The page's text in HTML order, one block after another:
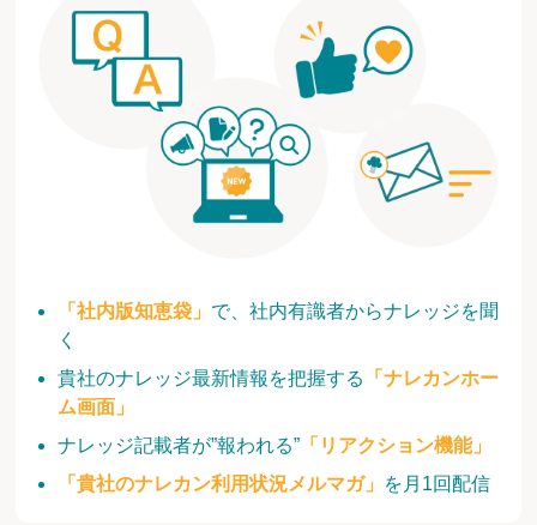
「社内版知恵袋」 で、社内有識者からナレッジを聞
く
貴社のナレッジ最新情報を把握する
「ナレカンホー
ム画面」
ナレッジ記載者が”報われる” 「リアクション機能」
「貴社のナレカン利用状況メルマガ」 を月1回配信